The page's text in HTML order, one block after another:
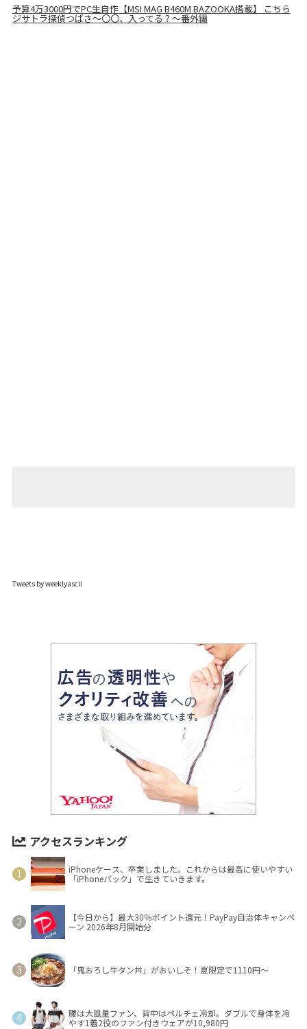
予算4万3000円でPC生自作【MSI MAG B460M BAZOOKA搭載】 こちら
ジサトラ探偵つばさ～〇〇、入ってる？～番外編
Tweets by weeklyascii
アクセスランキング
iPhoneケース、卒業しました。これからは最高に使いやすい
「iPhoneバック」で生きていきます。
【今日から】最大30％ポイント還元！PayPay自治体キャンペ
ーン 2026年8月開始分
「鬼おろし牛タン丼」がおいしそ！夏限定で1110円～
腰は大風量ファン、背中はペルチェ冷却。ダブルで身体を冷
やす1着2役のファン付きウェアが10,980円